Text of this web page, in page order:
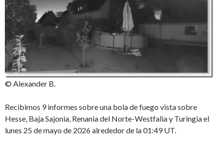
© Alexander B.
Recibimos 9 informes sobre una bola de fuego vista sobre
Hesse, Baja Sajonia, Renania del Norte-Westfalia y Turingia el
lunes 25 de mayo de 2026 alrededor de la 01:49 UT.